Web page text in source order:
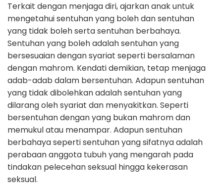
Terkait dengan menjaga diri, ajarkan anak untuk
mengetahui sentuhan yang boleh dan sentuhan
yang tidak boleh serta sentuhan berbahaya.
Sentuhan yang boleh adalah sentuhan yang
bersesuaian dengan syariat seperti bersalaman
dengan mahrom. Kendati demikian, tetap menjaga
adab-adab dalam bersentuhan. Adapun sentuhan
yang tidak dibolehkan adalah sentuhan yang
dilarang oleh syariat dan menyakitkan. Seperti
bersentuhan dengan yang bukan mahrom dan
memukul atau menampar. Adapun sentuhan
berbahaya seperti sentuhan yang sifatnya adalah
perabaan anggota tubuh yang mengarah pada
tindakan pelecehan seksual hingga kekerasan
seksual.